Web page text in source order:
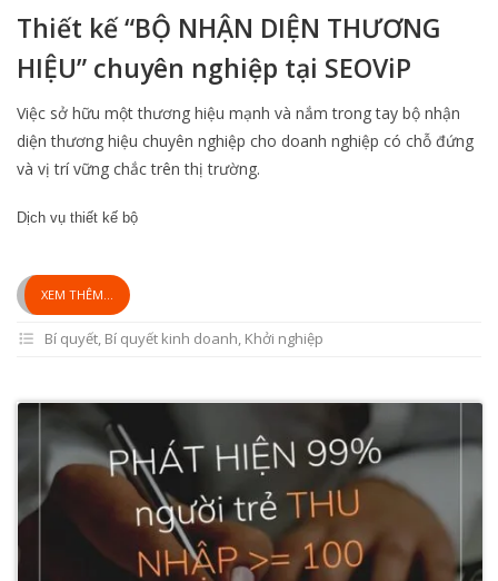
Thiết kế “BỘ NHẬN DIỆN THƯƠNG
HIỆU” chuyên nghiệp tại SEOViP
Việc sở hữu một thương hiệu mạnh và nắm trong tay bộ nhận
diện thương hiệu chuyên nghiệp cho doanh nghiệp có chỗ đứng
và vị trí vững chắc trên thị trường.
Dịch vụ thiết kế bộ
XEM THÊM...
Bí quyết, Bí quyết kinh doanh, Khởi nghiệp